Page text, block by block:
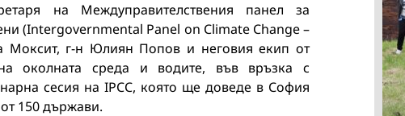
на Междуправителствения панел за
(Intergovernmental Panel on Climate Change –
Моксит, г-н Юлиян Попов и неговия екип от
околната среда и водите, във връзка с
сесия на IPCC, която ще доведе в София
150 държави.